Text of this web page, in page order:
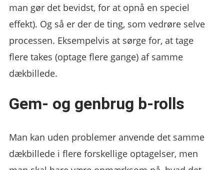
man gør det bevidst, for at opnå en speciel
effekt). Og så er der de ting, som vedrøre selve
processen. Eksempelvis at sørge for, at tage
flere takes (optage flere gange) af samme
dækbillede.
Gem- og genbrug b-rolls
Man kan uden problemer anvende det samme
dækbillede i flere forskellige optagelser, men